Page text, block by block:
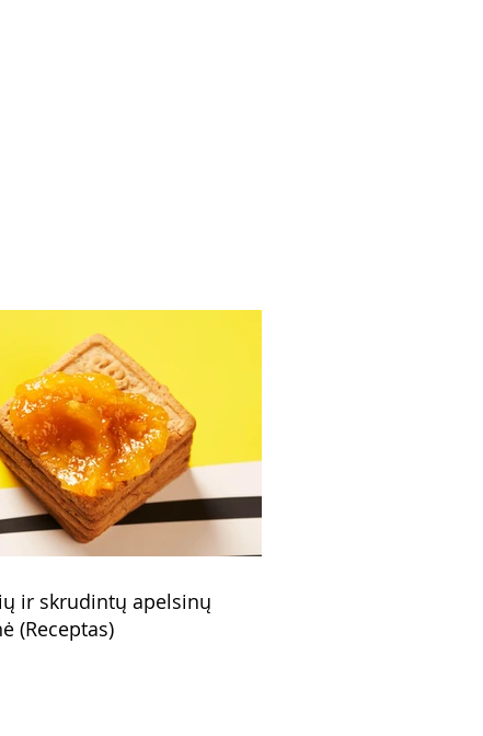
ir skrudintų apelsinų
(Receptas)